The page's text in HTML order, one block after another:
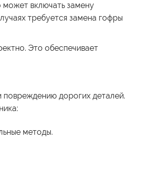
может включать замену
требуется замена гофры
Это обеспечивает
повреждению дорогих деталей.
методы.